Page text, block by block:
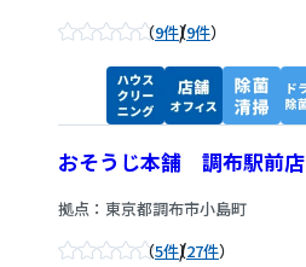
9件/9件
おそうじ本舗 調布駅前店
拠点：東京都調布市小島町
5件/27件